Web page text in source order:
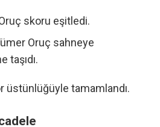
skoru eşitledi.
Oruç sahneye
taşıdı.
üstünlüğüyle tamamlandı.